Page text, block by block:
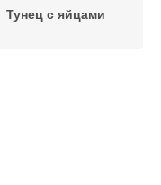
Тунец с яйцами